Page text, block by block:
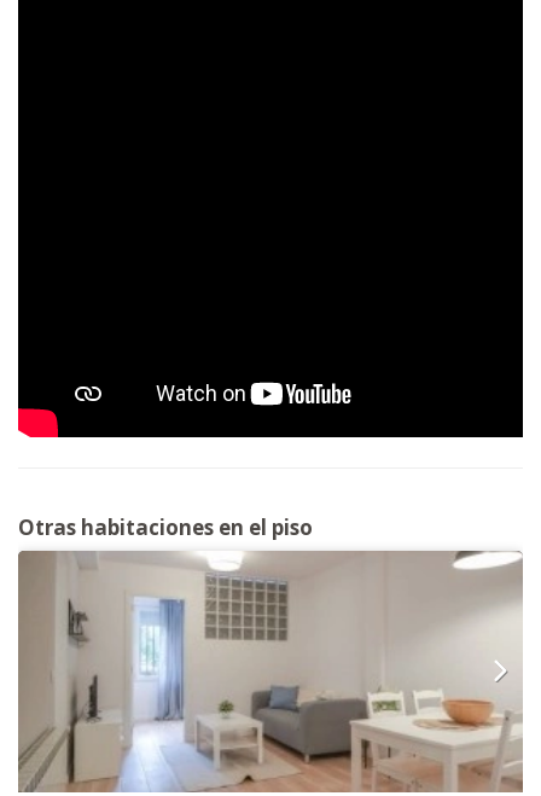
Otras habitaciones en el piso